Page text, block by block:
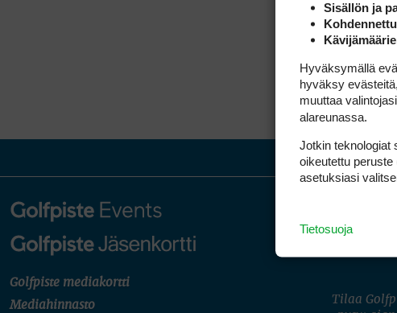
Golfpiste mediakortti
Mediahinnasto
Tilaa
Sisällön ja
Hyväksymällä
hyväksy
muuttaa
alareunassa.
Jotkin teknologiat
oikeutettu
asetuksiasi
Tietosuoja